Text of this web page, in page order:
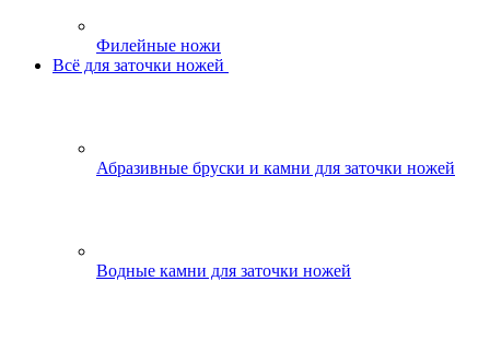
Филейные ножи
Всё для заточки ножей
Абразивные бруски и камни для заточки ножей
Водные камни для заточки ножей